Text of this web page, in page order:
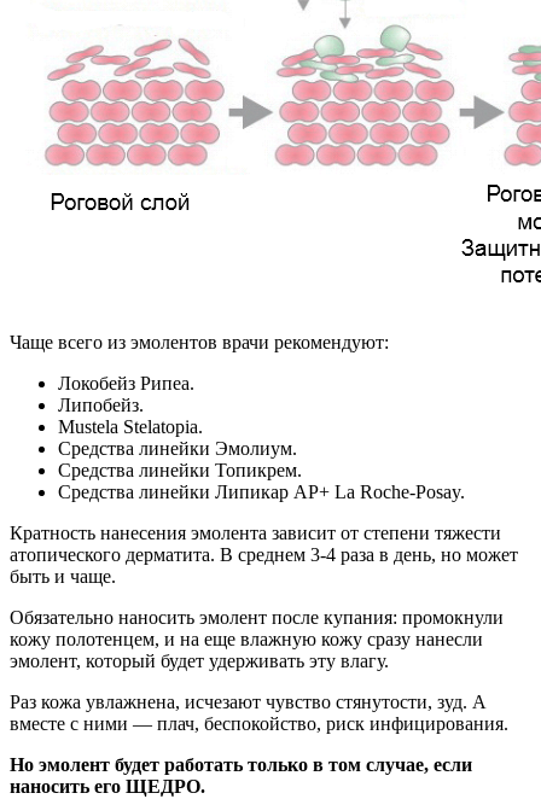
Чаще всего из эмолентов врачи рекомендуют:
Локобейз Рипеа.
Липобейз.
Mustela Stelatopia.
Средства линейки Эмолиум.
Средства линейки Топикрем.
Средства линейки Липикар АР+ La Roche-Posay.
Кратность нанесения эмолента зависит от степени тяжести
атопического дерматита. В среднем 3-4 раза в день, но может
быть и чаще.
Обязательно наносить эмолент после купания: промокнули
кожу полотенцем, и на еще влажную кожу сразу нанесли
эмолент, который будет удерживать эту влагу.
Раз кожа увлажнена, исчезают чувство стянутости, зуд. А
вместе с ними — плач, беспокойство, риск инфицирования.
Но эмолент будет работать только в том случае, если
наносить его ЩЕДРО.